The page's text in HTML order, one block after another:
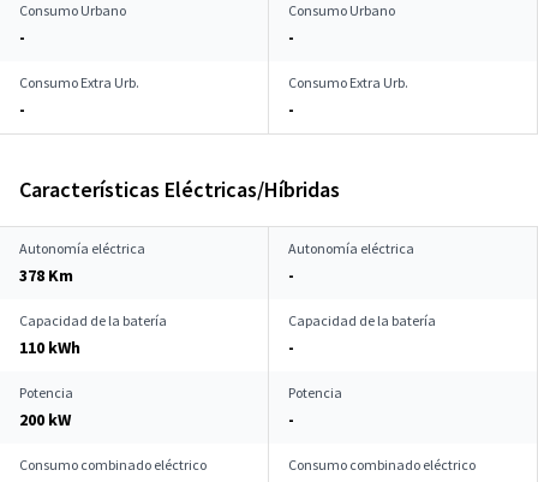
Consumo Urbano
-
Consumo Urbano
-
Consumo Extra Urb.
-
Consumo Extra Urb.
-
Características Eléctricas/Híbridas
Autonomía eléctrica
378 Km
Autonomía eléctrica
-
Capacidad de la batería
110 kWh
Capacidad de la batería
-
Potencia
200 kW
Potencia
-
Consumo combinado eléctrico Consumo combinado eléctrico